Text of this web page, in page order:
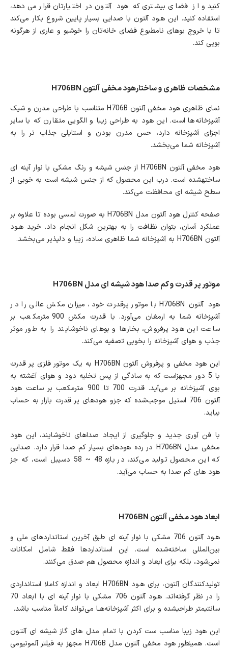
کنید و از فضای بیشتری که هود آلتون در اختیارتان قرار می‌دهد،
استفاده کنید. این هـود آلتون با صدایی بسیار پایین شروع بکار می‌کند
تا با خروج بوهای نامطبوع فضای خانه‌تان را خوشبو و عاری از هرگونه
بویی کند.
مشخصات ظاهری و ساختارهود مخفی آلتون H706BN
نمای ظاهری هود مخفی آلتون H706B متناسب با طراحی مدرن و شیک
آشپزخانه‌ها است. این هود به طراحی زیبا و الگویی متقارن که با سایر
اجزای آشپزخانه دارد، حس مدرن بودن و استایلی جذاب تر را به
آشپزخانه شما می‌بخشد.
هود مخفی آلتون H706BN از جنس شیشه و رنگ مشکی با نوار آینه ای
ساخته‎شده است. درب این محصول که از جنس شیشه است به خوبی از
سطح شیشه ای محافظت می‌کند.
صفحه کنترل هود آلتون مدل H706BN به صورت لمسی بوده تا علاوه بر
عملکرد آسان، بتوان نظافت را به بهترین شکل انجام داد. خرید هـود
آلتون H706BN به آشپزخانه شما ظاهری ساده، زیبا و دلپذیر می‌بخشد.
موتور پر قدرت و کم صدا هود شیشه ای مدل H706BN
هود آلتون H706BN با موتور پرقدرت خود، میزان مکش عالی را در
آشپزخانه شما به ارمغان می‌آورد. با قدرت مکش 900 مترمکعب بر
ساعت این هود پرفروش، بخارها و بوهای ناخوشایند را به طور موثر
جذب و هوای آشپزخانه را بخوبی تصفیه می‌کند.
این هود مخفی و پرفروش آلتون H706BN به یک موتور فلزی پر قدرت
با 5 دور مجهزاست که به سادگی از پس تخلیه دود و هوای آغشته به
بوی آشپزخانه بر می‌آید. قدرت 700 تا 900 مترمکعب بر ساعت هود
آلتون 706 استیل موجب‌شده که جزو هود‌های پر قدرت بازار به حساب
بیاید.
با فن آوری جدید و جلوگیری از ایجاد صداهای ناخوشایند، این هود
مخفی مدل H706BN در رده هودهای بسیار کم صدا قرار دارد. صدایی
که این محصول تولید می‌کند، در بازه 48 ~ 58 دسیبل است، که جز
هود های کم صدا به حساب می‌آید.
ابعاد هود مخفی آلتون H706BN
هـود آلتون 706 مشکی با نوار آینه ای طبق آخرین استانداردهای ملی و
بین‌المللی ساخته‌شده است. این استانداردها فقط شامل امکانات
نمی‌شود، بلکه برای ابعاد و اندازه محصول هم صدق می‌کنند.
تولیدکنندگان آلتون، برای هـود H706BN ابعاد و اندازه کاملا استانداردی
را در نظر گرفته‌اند. هـود آلتون 706 مشکی با نوار آینه ای با ابعاد 70
سانتیمتر طراحی‎شده و برای اکثر آشپزخانه‌هـا می‌تواند کاملاً مناسب باشد.
این هود زیبا مناسب ست کردن با تمام مدل های گاز شیشه ای آلتـون
است. همینطور هود مخفی آلتون مدل H706B مجهز به فیلتر آلمونیومی